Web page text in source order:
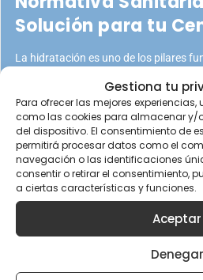
Gestiona tu
Para ofrecer las mejores
como las cookies para almacenar y/
del dispositivo. El consentimiento de
permitirá procesar datos como el
navegación o las identificaciones
consentir o retirar el consentimiento,
a ciertas características y funciones.
Aceptar
Denegar
Solución para tu
La hidratación es uno de los pilares
rendimiento deportivo. Sin embargo,
gimnasios subestiman la importancia
18 de mayo de 2026